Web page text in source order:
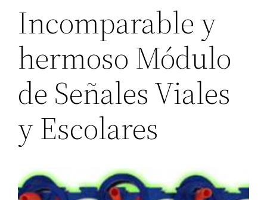
Incomparable y
hermoso Módulo
de Señales Viales
y Escolares